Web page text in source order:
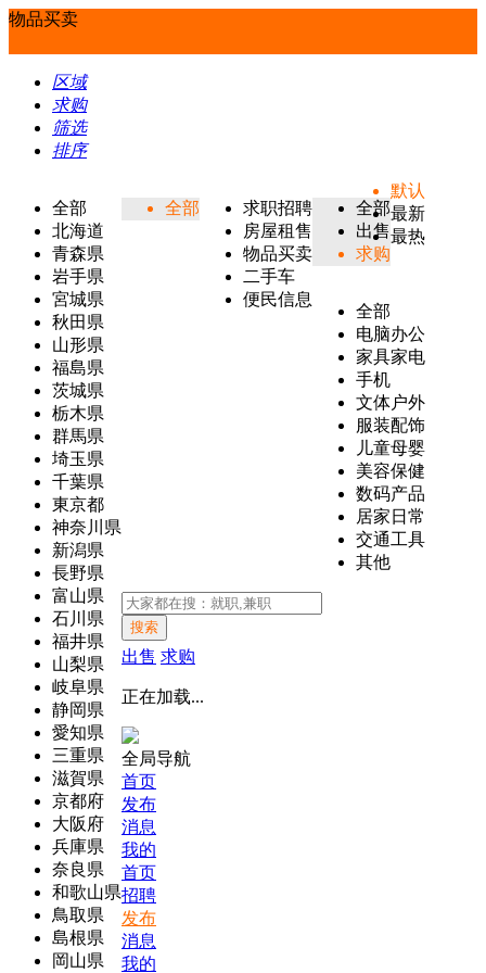
物品买卖
区域
求购
筛选
排序
全部
北海道
青森県
岩手県
宮城県
秋田県
山形県
福島県
茨城県
栃木県
群馬県
埼玉県
千葉県
東京都
神奈川県
新潟県
長野県
富山県
石川県
福井県
山梨県
岐阜県
静岡県
愛知県
三重県
滋賀県
京都府
大阪府
兵庫県
奈良県
和歌山県
鳥取県
島根県
岡山県
全部
求职招聘
房屋租售
物品买卖
二手车
便民信息
全部
出售
求购
全部
电脑办公
家具家电
手机
文体户外
服装配饰
儿童母婴
美容保健
数码产品
居家日常
交通工具
其他
默认
最新
最热
搜索
出售 求购
正在加载...
全局导航
首页
发布
消息
我的
首页
招聘
发布
消息
我的